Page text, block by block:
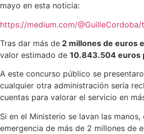
mayo en esta noticia:
https://medium.com/
Tras dar más de 2 millones de euros
valor estimado de 10.843.504 euros
A este concurso público se
cualquier otra administración sería
cuentas para valorar el servicio en
Si en el Ministerio se lavan las
emergencia de más de 2 millones de